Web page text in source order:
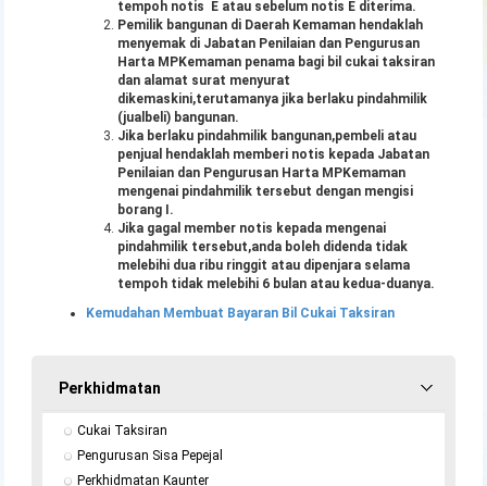
tempoh notis E atau sebelum notis E diterima.
Pemilik bangunan di Daerah Kemaman hendaklah
menyemak di Jabatan Penilaian dan Pengurusan
Harta MPKemaman penama bagi bil cukai taksiran
dan alamat surat menyurat
dikemaskini,terutamanya jika berlaku pindahmilik
(jualbeli) bangunan.
Jika berlaku pindahmilik bangunan,pembeli atau
penjual hendaklah memberi notis kepada Jabatan
Penilaian dan Pengurusan Harta MPKemaman
mengenai pindahmilik tersebut dengan mengisi
borang I.
Jika gagal member notis kepada mengenai
pindahmilik tersebut,anda boleh didenda tidak
melebihi dua ribu ringgit atau dipenjara selama
tempoh tidak melebihi 6 bulan atau kedua-duanya.
Kemudahan Membuat Bayaran Bil Cukai Taksiran
Perkhidmatan
Cukai Taksiran
Pengurusan Sisa Pepejal
Perkhidmatan Kaunter